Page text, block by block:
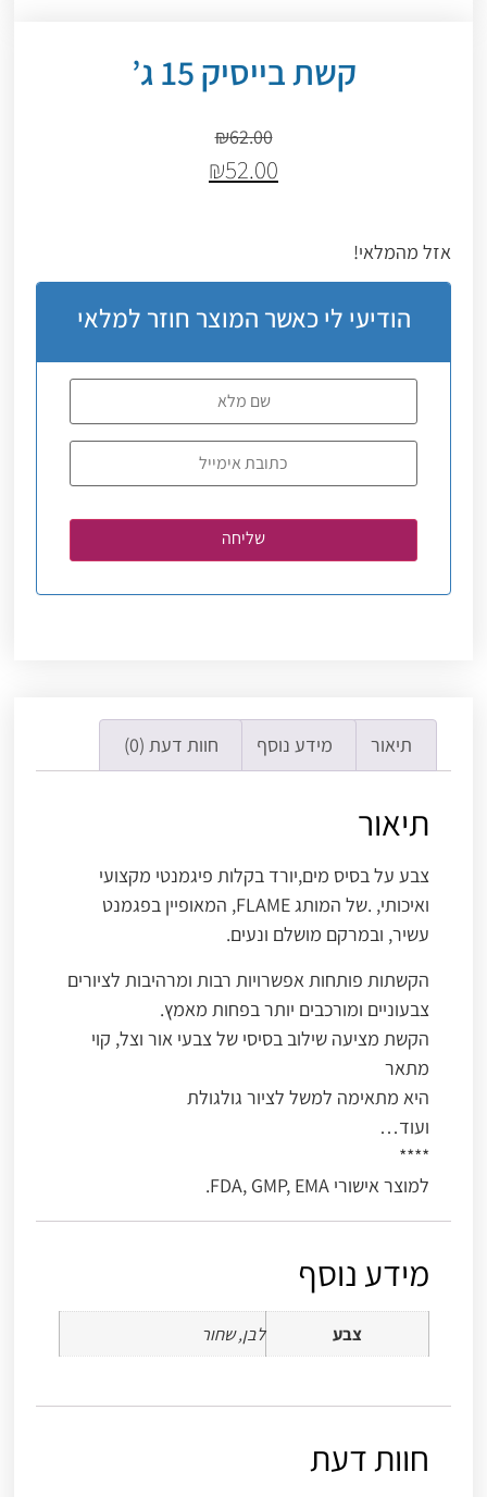
קשת בייסיק 15 ג’
₪62.00
₪52.00
אזל מהמלאי!
הודיעי לי כאשר המוצר חוזר למלאי
תיאור מידע נוסף חוות דעת (0)
תיאור
צבע על בסיס מים,יורד בקלות פיגמנטי מקצועי
ואיכותי, .של המותג FLAME, המאופיין בפגמנט
עשיר, ובמרקם מושלם ונעים.
הקשתות פותחות אפשרויות רבות ומרהיבות לציורים
צבעוניים ומורכבים יותר בפחות מאמץ.
הקשת מציעה שילוב בסיסי של צבעי אור וצל, קוי
מתאר
היא מתאימה למשל לציור גולגולת
ועוד…
****
למוצר אישורי FDA, GMP, EMA.
מידע נוסף
צבע לבן, שחור
חוות דעת